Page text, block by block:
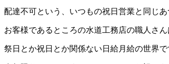
配達不可という、いつもの祝日営業と同じあ
お客様であるところの水道工務店の職人さ
祭日とか祝日とか関係ない日給月給の世界